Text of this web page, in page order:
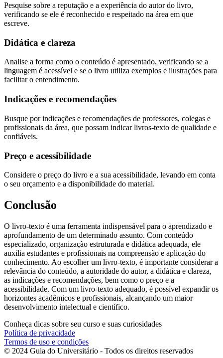
Pesquise sobre a reputação e a experiência do autor do livro,
verificando se ele é reconhecido e respeitado na área em que
escreve.
Didática e clareza
Analise a forma como o conteúdo é apresentado, verificando se a
linguagem é acessível e se o livro utiliza exemplos e ilustrações para
facilitar o entendimento.
Indicações e recomendações
Busque por indicações e recomendações de professores, colegas e
profissionais da área, que possam indicar livros-texto de qualidade e
confiáveis.
Preço e acessibilidade
Considere o preço do livro e a sua acessibilidade, levando em conta
o seu orçamento e a disponibilidade do material.
Conclusão
O livro-texto é uma ferramenta indispensável para o aprendizado e
aprofundamento de um determinado assunto. Com conteúdo
especializado, organização estruturada e didática adequada, ele
auxilia estudantes e profissionais na compreensão e aplicação do
conhecimento. Ao escolher um livro-texto, é importante considerar a
relevância do conteúdo, a autoridade do autor, a didática e clareza,
as indicações e recomendações, bem como o preço e a
acessibilidade. Com um livro-texto adequado, é possível expandir os
horizontes acadêmicos e profissionais, alcançando um maior
desenvolvimento intelectual e científico.
Conheça dicas sobre seu curso e suas curiosidades
Política de privacidade
Termos de uso e condições
© 2024 Guia do Universitário - Todos os direitos reservados